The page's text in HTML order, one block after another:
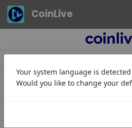
CoinLive
早报 - 10月7日
Your system language is detected
Would you like to change your